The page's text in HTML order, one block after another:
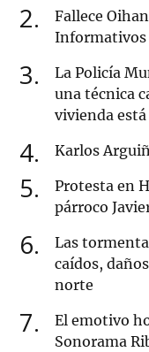
2
Fallece
Informativos
3
La Policía
una técnica
vivienda está
4 Karlos
5
Protesta en
párroco
6
Las
caídos,
norte
7
El emotivo
Sonorama